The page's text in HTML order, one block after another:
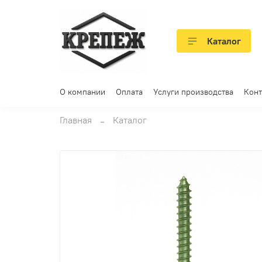
Каталог
О компании Оплата Услуги производства
Главная Каталог